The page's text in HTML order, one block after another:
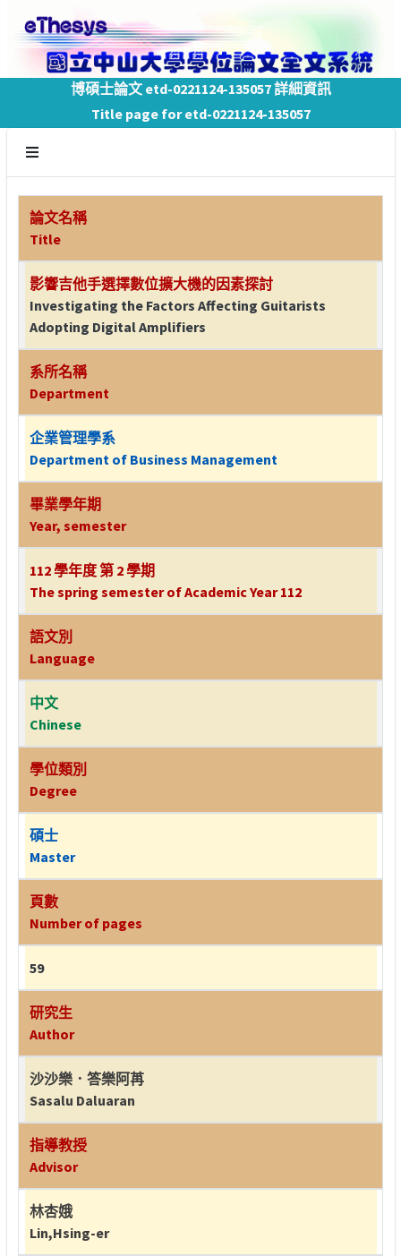
博碩士論文 etd-0221124-135057 詳細資訊
Title page for etd-0221124-135057
論文名稱
Title
影響吉他手選擇數位擴大機的因素探討
Investigating the Factors Affecting Guitarists
Adopting Digital Amplifiers
系所名稱
Department
企業管理學系
Department of Business Management
畢業學年期
Year, semester
112 學年度 第 2 學期
The spring semester of Academic Year 112
語文別
Language
中文
Chinese
學位類別
Degree
碩士
Master
頁數
Number of pages
59
研究生
Author
沙沙樂．答樂阿苒
Sasalu Daluaran
指導教授
Advisor
林杏娥
Lin,Hsing-er